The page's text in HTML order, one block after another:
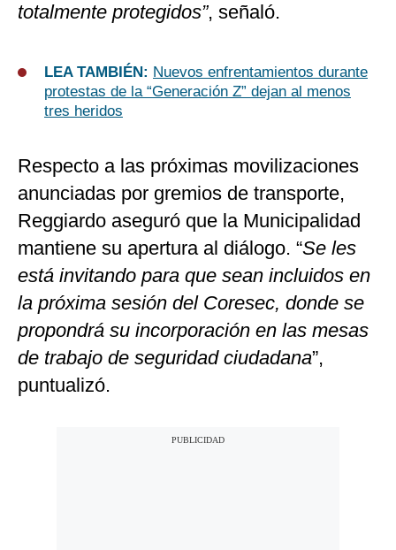
totalmente protegidos”, señaló.
LEA TAMBIÉN: Nuevos enfrentamientos durante
protestas de la “Generación Z” dejan al menos
tres heridos
Respecto a las próximas movilizaciones
anunciadas por gremios de transporte,
Reggiardo aseguró que la Municipalidad
mantiene su apertura al diálogo. “Se les
está invitando para que sean incluidos en
la próxima sesión del Coresec, donde se
propondrá su incorporación en las mesas
de trabajo de seguridad ciudadana”,
puntualizó.